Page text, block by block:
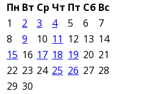
Пн Вт Ср Чт Пт Сб Вс
1
2 3 4 5 6
7
8
9 10 11 12 13 14
15 16 17 18 19 20 21
22 23 24 25 26 27 28
29 30